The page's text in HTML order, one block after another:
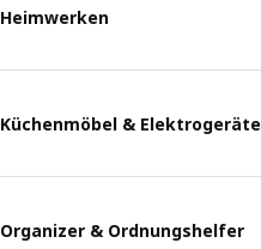
Heimwerken
Küchenmöbel & Elektrogeräte
Organizer & Ordnungshelfer